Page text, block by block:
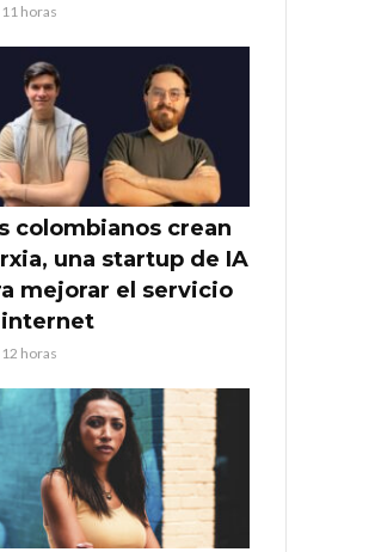
horas
colombianos crean
una startup de IA
mejorar el servicio
horas